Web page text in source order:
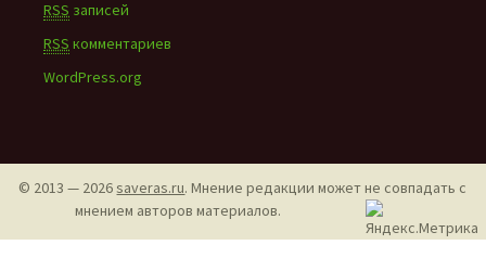
RSS записей
RSS комментариев
WordPress.org
© 2013 — 2026saveras.ru. Мнение редакции может не совпадать с
мнением авторов материалов.